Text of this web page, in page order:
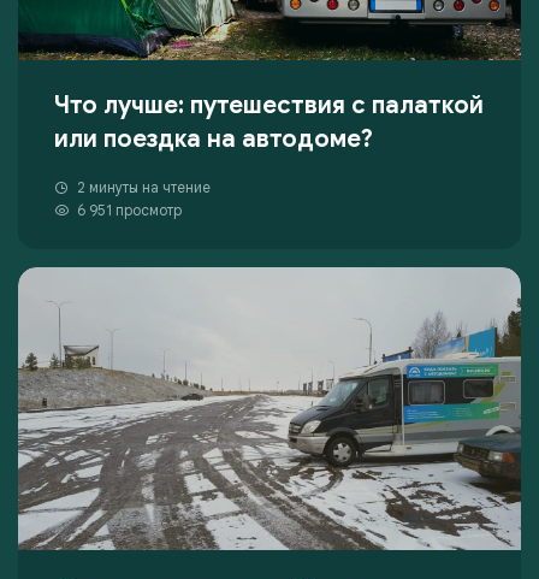
Что лучше: путешествия с палаткой
или поездка на автодоме?
2 минуты на чтение
6 951 просмотр